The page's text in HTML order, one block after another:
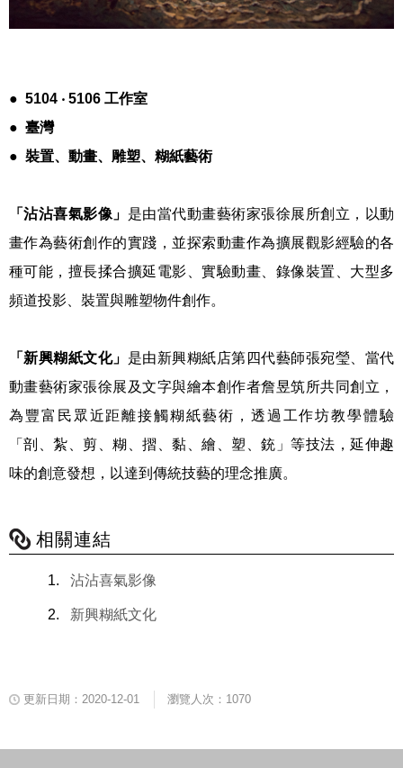
● 5104 ‧ 5106 工作室
● 臺灣
● 裝置、動畫、雕塑、 糊紙藝術
「沾沾喜氣影像」 是由當代動畫藝術家張徐展所創立，以動
畫作為藝術創作的實踐，並探索動畫作為擴展觀影經驗的各
種可能，擅長揉合擴延電影、實驗動畫、錄像裝置、大型多
頻道投影、裝置與雕塑物件創作。
「新興糊紙文化」 是由新興糊紙店第四代藝師張宛瑩、當代
動畫藝術家張徐展及文字與繪本創作者詹昱筑所共同創立，
為豐富民眾近距離接觸糊紙藝術，透過工作坊教學體驗
「剖、紮、剪、糊、摺、黏、繪、塑、銃」等技法，延伸趣
味的創意發想，以達到傳統技藝的理念推廣。
相關連結
沾沾喜氣影像
新興糊紙文化
更新日期：2020-12-01 瀏覽人次：1070